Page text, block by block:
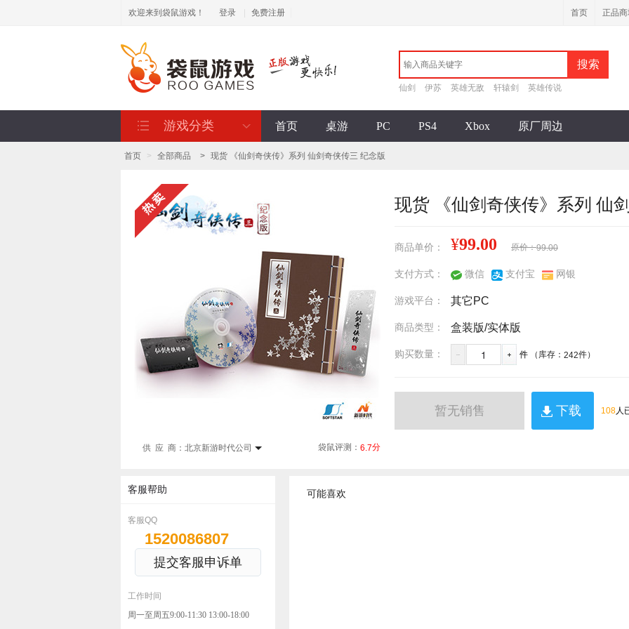
首页 正品
欢迎来到袋鼠游戏！ 登录 免费注册
搜索
仙剑 伊苏 英雄无敌 轩辕剑 英雄传说
游戏分类 首页 桌游 PC PS4 Xbox 原厂周边
首页 > 全部商品 > 现货 《仙剑奇侠传》系列 仙剑奇侠传三 纪念版
袋鼠评测： 6.7分
供 应 商： 北京新游时代公司
现货 《仙剑奇侠传》系列 仙
商品单价： ¥99.00 原价：99.00
支付方式： 微信 支付宝 网银
游戏平台： 其它 PC
商品类型： 盒装版/实体版
购买数量： 1 件 （库存： 242件）
暂无销售 下载 108人
客服帮助
客服QQ
1520086807
提交客服申诉单
工作时间
周一至周五9:00-11:30 13:00-18:00
可能喜欢